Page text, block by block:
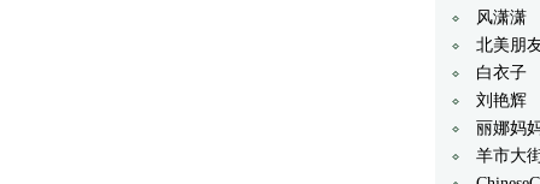
风潇潇
北美朋
白衣子
刘艳辉
丽娜妈
羊市大